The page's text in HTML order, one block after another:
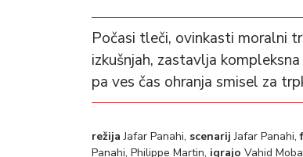
Počasi tleči, ovinkasti moralni
izkušnjah, zastavlja
pa ves čas ohranja smisel za
režija Jafar Panahi, scenarij Jafar Panahi,
Panahi, Philippe Martin, igrajo Vahid